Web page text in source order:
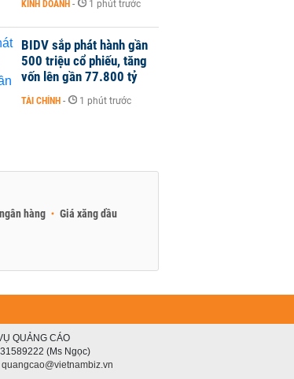
KINH DOANH - 1 phút trước
BIDV sắp phát hành gần
500 triệu cổ phiếu, tăng
vốn lên gần 77.800 tỷ
TÀI CHÍNH - 1 phút trước
hàng
Giá xăng dầu
QUẢNG CÁO
(Ms Ngọc)
quangcao@vietnambiz.vn